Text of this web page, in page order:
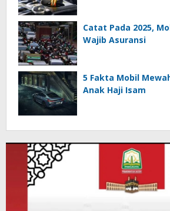
Catat Pada 2025,
Wajib Asuransi
5 Fakta Mobil
Anak Haji Isam